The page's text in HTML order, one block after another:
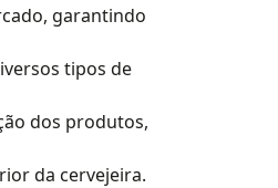
garantindo
tipos de
dos produtos,
da cervejeira.